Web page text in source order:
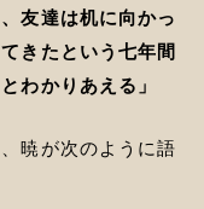
友達は机に向かっ
きたという七年間
わかりあえる」
暁が次のように語